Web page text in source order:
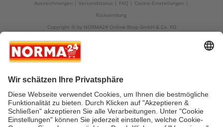
Auszeichnungen
Versandstatus FAQ
Cookie-Einstellungen
Rücksendung
Copyright © by NORMA24 Online-Shop GmbH & Co. KG